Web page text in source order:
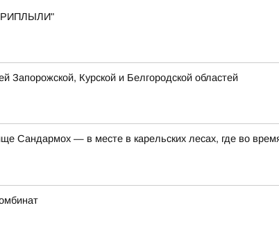
Курской и Белгородской областей
Сандармох — в месте в карельских лесах, где во